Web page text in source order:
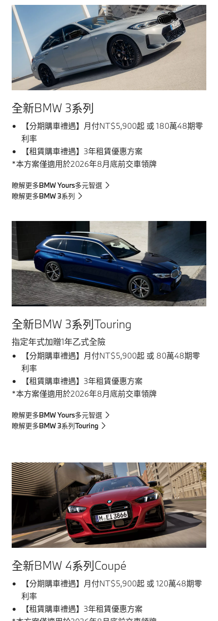
全新BMW 3系列
【分期購車禮遇】月付NT$5,900起 或 180萬48期零
利率
【租賃購車禮遇】3年租賃優惠方案
*本方案僅適用於2026年8月底前交車領牌
瞭解更多BMW Yours多元智選
瞭解更多BMW 3系列
全新BMW 3系列Touring
指定年式加贈1年乙式全險
【分期購車禮遇】月付NT$5,900起 或 80萬48期零
利率
【租賃購車禮遇】3年租賃優惠方案
*本方案僅適用於2026年8月底前交車領牌
瞭解更多BMW Yours多元智選
瞭解更多BMW 3系列Touring
全新BMW 4系列Coupé
【分期購車禮遇】月付NT$5,900起 或 120萬48期零
利率
【租賃購車禮遇】3年租賃優惠方案